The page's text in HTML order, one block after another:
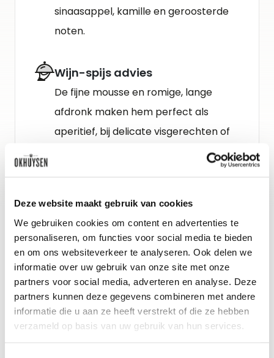
Deze website maakt gebruik van cookies
We gebruiken cookies om content en advertenties te
personaliseren, om functies voor social media te bieden
en om ons websiteverkeer te analyseren. Ook delen we
informatie over uw gebruik van onze site met onze
partners voor social media, adverteren en analyse. Deze
partners kunnen deze gegevens combineren met andere
informatie die u aan ze heeft verstrekt of die ze hebben
verzameld op basis van uw gebruik van hun services.
sinaasappel, kamille en geroosterde
noten.
Wijn-spijs advies
De fijne mousse en romige, lange
afdronk maken hem perfect als
aperitief, bij delicate visgerechten of
Nieuws & inspiratie in Vineé Vineuse